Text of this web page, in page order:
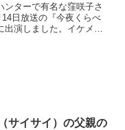
ンターで有名な窪咲子さ
14日放送の『今夜くらべ
演しました。イケメン
サイサイ）の父親の